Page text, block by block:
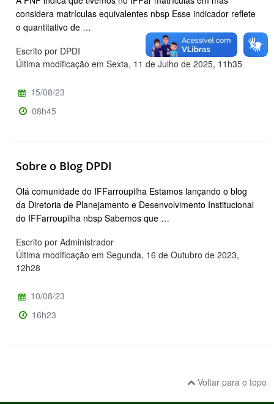
considera matrículas equivalentes nbsp Esse indicador reflete
o quantitativo de …
Escrito por DPDI
Última modificação em Sexta, 11 de Julho de 2025, 11h35
15/08/23
08h45
Sobre o Blog DPDI
Olá comunidade do IFFarroupilha Estamos lançando o blog
da Diretoria de Planejamento e Desenvolvimento Institucional
do IFFarroupilha nbsp Sabemos que …
Escrito por Administrador
Última modificação em Segunda, 16 de Outubro de 2023,
12h28
10/08/23
16h23
Voltar para o topo